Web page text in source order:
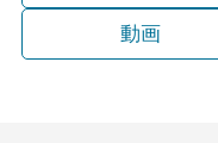
動画